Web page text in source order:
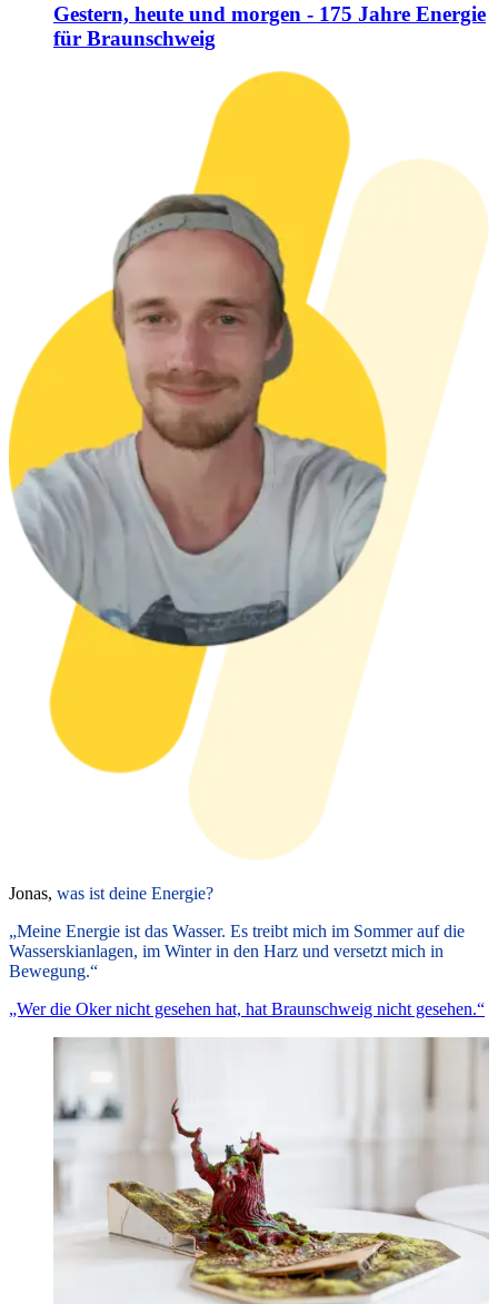
Gestern, heute und morgen - 175 Jahre Energie
für Braunschweig
Jonas, was ist deine Energie?
„Meine Energie ist das Wasser. Es treibt mich im Sommer auf die
Wasserskianlagen, im Winter in den Harz und versetzt mich in
Bewegung.“
„Wer die Oker nicht gesehen hat, hat Braunschweig nicht gesehen.“